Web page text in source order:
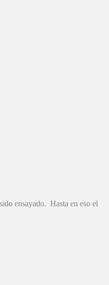
ensayado. Hasta en eso el